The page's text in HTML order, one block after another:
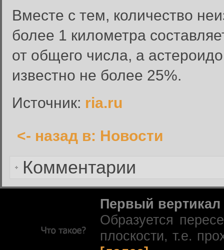
Вместе с тем, количество
более 1 километра
от общего числа, а
известно не более 25%.
Источник: ria.ru
<- назад в: Новости
Комментарии
Введите имя пользователя и
Вход в систему
Забыли пароль?
Первый вертикал
Образуется
плоскости, т.е.